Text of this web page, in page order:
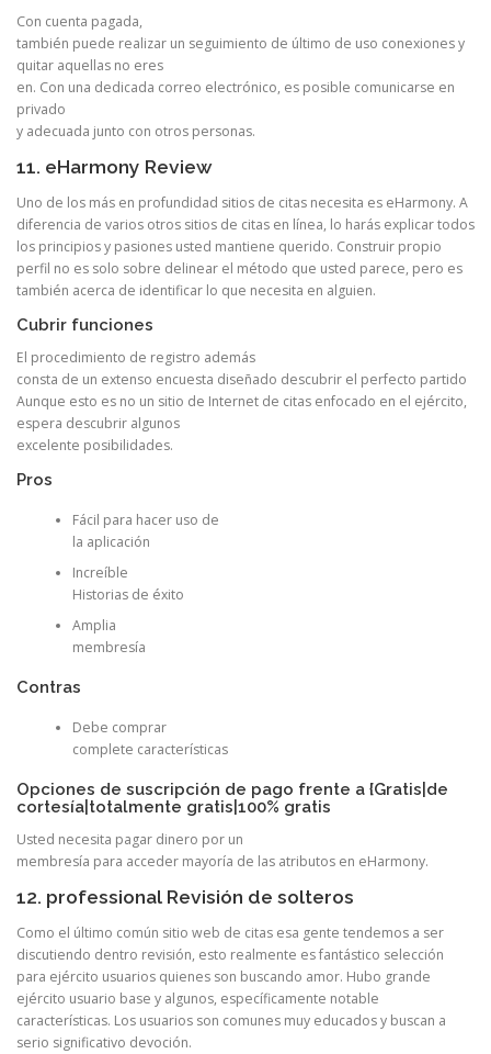
Con cuenta pagada,
también puede realizar un seguimiento de último de uso conexiones y
quitar aquellas no eres
en. Con una dedicada correo electrónico, es posible comunicarse en
privado
y adecuada junto con otros personas.
11. eHarmony Review
Uno de los más en profundidad sitios de citas necesita es eHarmony. A
diferencia de varios otros sitios de citas en línea, lo harás explicar todos
los principios y pasiones usted mantiene querido. Construir propio
perfil no es solo sobre delinear el método que usted parece, pero es
también acerca de identificar lo que necesita en alguien.
Cubrir funciones
El procedimiento de registro además
consta de un extenso encuesta diseñado descubrir el perfecto partido
Aunque esto es no un sitio de Internet de citas enfocado en el ejército,
espera descubrir algunos
excelente posibilidades.
Pros
Fácil para hacer uso de
la aplicación
Increíble
Historias de éxito
Amplia
membresía
Contras
Debe comprar
complete características
Opciones de suscripción de pago frente a {Gratis|de
cortesía|totalmente gratis|100% gratis
Usted necesita pagar dinero por un
membresía para acceder mayoría de las atributos en eHarmony.
12. professional Revisión de solteros
Como el último común sitio web de citas esa gente tendemos a ser
discutiendo dentro revisión, esto realmente es fantástico selección
para ejército usuarios quienes son buscando amor. Hubo grande
ejército usuario base y algunos, específicamente notable
características. Los usuarios son comunes muy educados y buscan a
serio significativo devoción.